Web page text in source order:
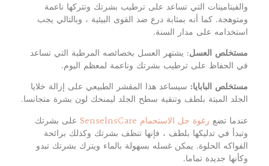
والفيتامينات التي تساعد على ترطيب بشرتك وتتركها ناعمة
ومتوهجة. كما أنه بمثابة درع ضد القوى البيئية ، وبالتالي يجب
استخدامه على مدار السنة.
مستخلص العسل: يشتهر العسل بخصائصه المرطبة التي تساعد
في الحفاظ على ترطيب بشرتك وناعمة لمعظم اليوم.
مستخلص البابايا: سيساعد هذا المقشر الطبيعي على إزالة خلايا
الجلد الميتة بلطف وتنقية سطح الجلد ليمنحك لون بشرة متجانسا.
عندما تضع رغوة جل الاستحمام SenselnsCare
على بشرتك
وتبدأ في تدليكها بلطف ، فإنها تنظف بشرتك وكذلك برائحة
الفواكه الحلوة. يمكن غسله بسهولة بالماء ويترك بشرتك تبدو
وكأنها جديدة تماما.